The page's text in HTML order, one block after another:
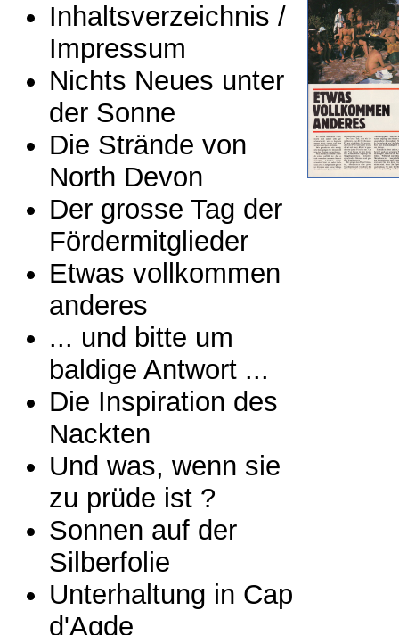
Inhaltsverzeichnis /
Impressum
Nichts Neues unter
der Sonne
Die Strände von
North Devon
Der grosse Tag der
Fördermitglieder
Etwas vollkommen
anderes
... und bitte um
baldige Antwort ...
Die Inspiration des
Nackten
Und was, wenn sie
zu prüde ist ?
Sonnen auf der
Silberfolie
Unterhaltung in Cap
d'Agde